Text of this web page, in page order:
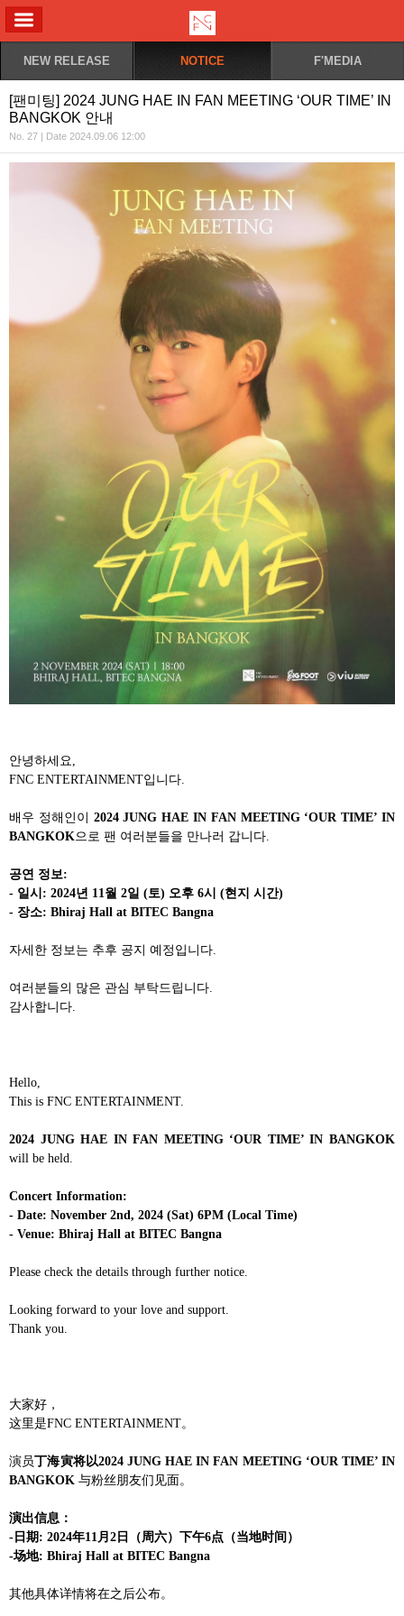
NEW RELEASE NOTICE F'MEDIA
[팬미팅] 2024 JUNG HAE IN FAN MEETING ‘OUR TIME’ IN
BANGKOK 안내
No. 27 | Date 2024.09.06 12:00
안녕하세요,
FNC ENTERTAINMENT입니다.
배우 정해인이 2024 JUNG HAE IN FAN MEETING ‘OUR TIME’ IN
BANGKOK으로 팬 여러분들을 만나러 갑니다.
공연 정보:
- 일시 : 2024년 11월 2일 (토) 오후 6시 (현지 시간)
- 장소: Bhiraj Hall at BITEC Bangna
자세한 정보는 추후 공지 예정입니다.
여러분들의 많은 관심 부탁드립니다.
감사합니다.
Hello,
This is FNC ENTERTAINMENT.
2024 JUNG HAE IN FAN MEETING ‘OUR TIME’ IN BANGKOK
will be held.
Concert Information:
- Date: November 2nd, 2024 (Sat) 6PM (Local Time)
- Venue: Bhiraj Hall at BITEC Bangna
Please check the details through further notice.
Looking forward to your love and support.
Thank you.
大家好，
这里是FNC ENTERTAINMENT。
演员丁海寅将以2024 JUNG HAE IN FAN MEETING ‘OUR TIME’ IN
BANGKOK 与粉丝朋友们见面。
演出信息：
- 日期 : 2024年11月 2 日（周六）下午6点（当地时间）
-场地: Bhiraj Hall at BITEC Bangna
其他具体详情将在之后公布。